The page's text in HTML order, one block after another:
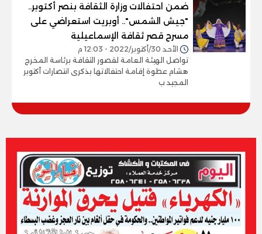
ضمن احتفالات وزارة الثقافة بنصر أكتوبر..
"جيش الشمس".. أوبريت استعراضي على
مسرح قصر ثقافة الإسماعيلية
الأحد 30/أكتوبر/2022 - 12:03 م
تواصل الهيئة العامة لقصور الثقافة برئاسة المخرج
هشام عطوة إقامة احتفالاتها بذكرى انتصارات أكتوبر
المجيد ب